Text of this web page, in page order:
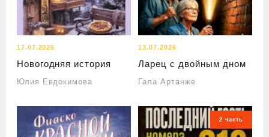
17.07.2026
Новогодняя история
Юлия Евдокимова
13.07.2026
Ларец с двойным дном
Гала Артанже
2 часть